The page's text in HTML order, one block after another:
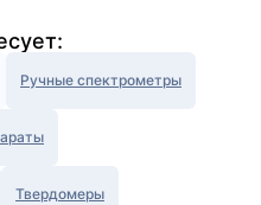
Ручные спектрометры
Твердомеры